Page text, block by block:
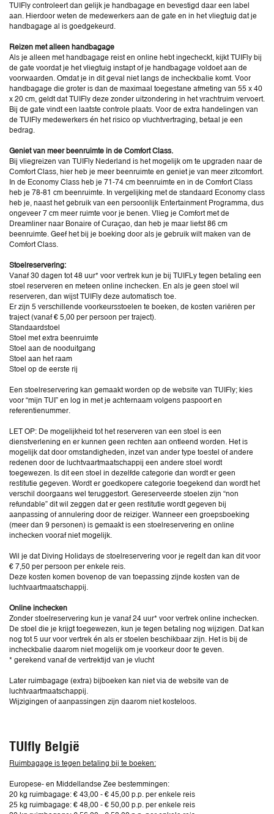
TUIFly controleert dan gelijk je handbagage en bevestigd daar een label
aan. Hierdoor weten de medewerkers aan de gate en in het vliegtuig dat je
handbagage al is goedgekeurd.
Reizen met alleen handbagage
Als je alleen met handbagage reist en online hebt ingecheckt, kijkt TUIFly bij
de gate voordat je het vliegtuig instapt of je handbagage voldoet aan de
voorwaarden. Omdat je in dit geval niet langs de incheckbalie komt. Voor
handbagage die groter is dan de maximaal toegestane afmeting van 55 x 40
x 20 cm, geldt dat TUIFly deze zonder uitzondering in het vrachtruim vervoert.
Bij de gate vindt een laatste controle plaats. Voor de extra handelingen van
de TUIFly medewerkers én het risico op vluchtvertraging, betaal je een
bedrag.
Geniet van meer beenruimte in de Comfort Class.
Bij vliegreizen van TUIFly Nederland is het mogelijk om te upgraden naar de
Comfort Class, hier heb je meer beenruimte en geniet je van meer zitcomfort.
In de Economy Class heb je 71-74 cm beenruimte en in de Comfort Class
heb je 78-81 cm beenruimte. In vergelijking met de standaard Economy class
heb je, naast het gebruik van een persoonlijk Entertainment Programma, dus
ongeveer 7 cm meer ruimte voor je benen. Vlieg je Comfort met de
Dreamliner naar Bonaire of Curaçao, dan heb je maar liefst 86 cm
beenruimte. Geef het bij je boeking door als je gebruik wilt maken van de
Comfort Class.
Stoelreservering:
Vanaf 30 dagen tot 48 uur* voor vertrek kun je bij TUIFLy tegen betaling een
stoel reserveren en meteen online inchecken. En als je geen stoel wil
reserveren, dan wijst TUIFly deze automatisch toe.
Er zijn 5 verschillende voorkeursstoelen te boeken, de kosten variëren per
traject (vanaf € 5,00 per persoon per traject).
Standaardstoel
Stoel met extra beenruimte
Stoel aan de nooduitgang
Stoel aan het raam
Stoel op de eerste rij
Een stoelreservering kan gemaakt worden op de website van TUIFly; kies
voor “mijn TUI” en log in met je achternaam volgens paspoort en
referentienummer.
LET OP: De mogelijkheid tot het reserveren van een stoel is een
dienstverlening en er kunnen geen rechten aan ontleend worden. Het is
mogelijk dat door omstandigheden, inzet van ander type toestel of andere
redenen door de luchtvaartmaatschappij een andere stoel wordt
toegewezen. Is dit een stoel in dezelfde categorie dan wordt er geen
restitutie gegeven. Wordt er goedkopere categorie toegekend dan wordt het
verschil doorgaans wel teruggestort. Gereserveerde stoelen zijn “non
refundable” dit wil zeggen dat er geen restitutie wordt gegeven bij
aanpassing of annulering door de reiziger. Wanneer een groepsboeking
(meer dan 9 personen) is gemaakt is een stoelreservering en online
inchecken vooraf niet mogelijk.
Wil je dat Diving Holidays de stoelreservering voor je regelt dan kan dit voor
€ 7,50 per persoon per enkele reis.
Deze kosten komen bovenop de van toepassing zijnde kosten van de
luchtvaartmaatschappij.
Online inchecken
Zonder stoelreservering kun je vanaf 24 uur* voor vertrek online inchecken.
De stoel die je krijgt toegewezen, kun je tegen betaling nog wijzigen. Dat kan
nog tot 5 uur voor vertrek én als er stoelen beschikbaar zijn. Het is bij de
incheckbalie daarom niet mogelijk om je voorkeur door te geven.
* gerekend vanaf de vertrektijd van je vlucht
Later ruimbagage (extra) bijboeken kan niet via de website van de
luchtvaartmaatschappij.
Wijzigingen of aanpassingen zijn daarom niet kosteloos.
TUIfly België
Ruimbagage is tegen betaling bij te boeken:
Europese- en Middellandse Zee bestemmingen:
20 kg ruimbagage: € 43,00 - € 45,00 p.p. per enkele reis
25 kg ruimbagage: € 48,00 - € 50,00 p.p. per enkele reis